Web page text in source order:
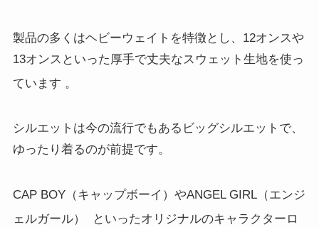
製品の多くはヘビーウェイトを特徴とし、12オンスや
13オンスといった厚手で丈夫なスウェット生地を使っ
ています 。
シルエットは今の流行でもあるビッグシルエットで、
ゆったり着るのが前提です。
CAP BOY（キャップボーイ）やANGEL GIRL（エンジ
ェルガール）
といったオリジナルのキャラクターロ